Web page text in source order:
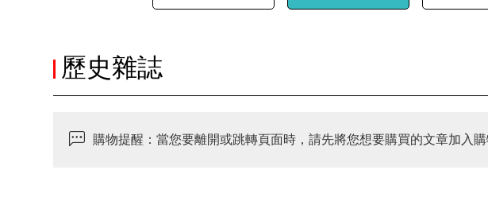
歷史雜誌
購物提醒：當您要離開或跳轉頁面時，請先將您想要購買的文章加入